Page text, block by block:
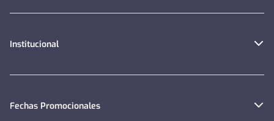
Institucional
Fechas Promocionales